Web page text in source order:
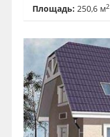
Площадь: 250,6 м2